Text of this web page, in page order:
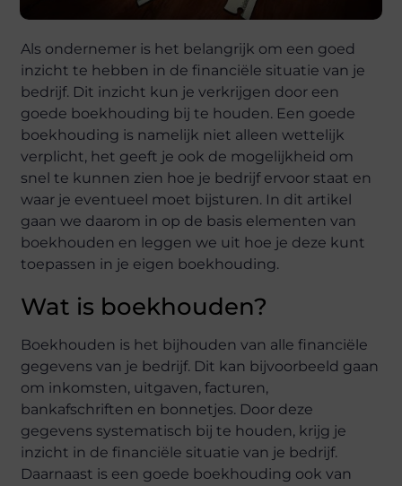
Als ondernemer is het belangrijk om een goed
inzicht te hebben in de financiële situatie van je
bedrijf. Dit inzicht kun je verkrijgen door een
goede boekhouding bij te houden. Een goede
boekhouding is namelijk niet alleen wettelijk
verplicht, het geeft je ook de mogelijkheid om
snel te kunnen zien hoe je bedrijf ervoor staat en
waar je eventueel moet bijsturen. In dit artikel
gaan we daarom in op de basis elementen van
boekhouden en leggen we uit hoe je deze kunt
toepassen in je eigen boekhouding.
Wat is boekhouden?
Boekhouden is het bijhouden van alle financiële
gegevens van je bedrijf. Dit kan bijvoorbeeld gaan
om inkomsten, uitgaven, facturen,
bankafschriften en bonnetjes. Door deze
gegevens systematisch bij te houden, krijg je
inzicht in de financiële situatie van je bedrijf.
Daarnaast is een goede boekhouding ook van